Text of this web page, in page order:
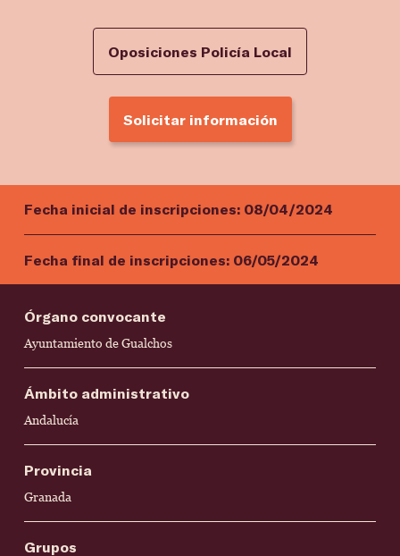
Oposiciones Policía Local
Solicitar información
Fecha inicial de inscripciones: 08/04/2024
Fecha final de inscripciones: 06/05/2024
Órgano convocante
Ayuntamiento de Gualchos
Ámbito administrativo
Andalucía
Provincia
Granada
Grupos